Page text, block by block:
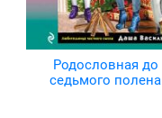
Родословная до
седьмого полена